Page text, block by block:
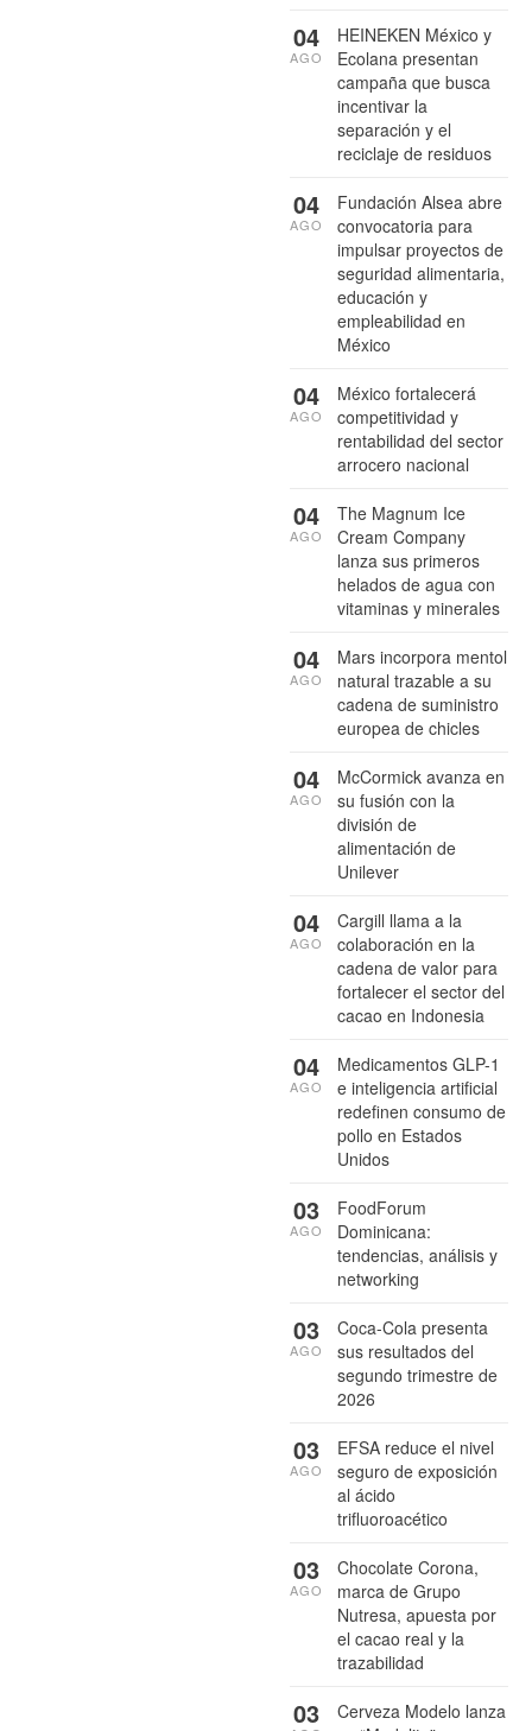
HEINEKEN México y
Ecolana presentan
campaña que busca
incentivar la
separación y el
reciclaje de residuos
04
AGO
Fundación Alsea abre
convocatoria para
impulsar proyectos de
seguridad alimentaria,
educación y
empleabilidad en
México
04
AGO
México fortalecerá
competitividad y
rentabilidad del sector
arrocero nacional
04
AGO
The Magnum Ice
Cream Company
lanza sus primeros
helados de agua con
vitaminas y minerales
04
AGO
Mars incorpora mentol
natural trazable a su
cadena de suministro
europea de chicles
04
AGO
McCormick avanza en
su fusión con la
división de
alimentación de
Unilever
04
AGO
Cargill llama a la
colaboración en la
cadena de valor para
fortalecer el sector del
cacao en Indonesia
04
AGO
Medicamentos GLP-1
e inteligencia artificial
redefinen consumo de
pollo en Estados
Unidos
04
AGO
FoodForum
Dominicana:
tendencias, análisis y
networking
03
AGO
Coca-Cola presenta
sus resultados del
segundo trimestre de
2026
03
AGO
EFSA reduce el nivel
seguro de exposición
al ácido
trifluoroacético
03
AGO
Chocolate Corona,
marca de Grupo
Nutresa, apuesta por
el cacao real y la
trazabilidad
03
AGO
Cerveza Modelo lanza
03